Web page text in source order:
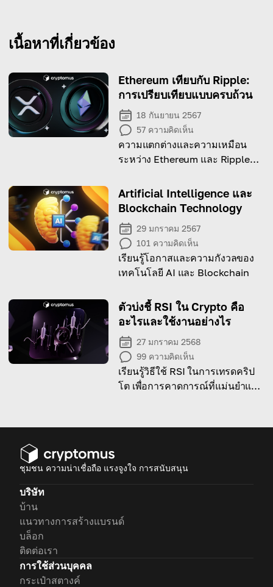
เนื้อหาที่เกี่ยวข้อง
Ethereum เทียบกับ Ripple:
การเปรียบเทียบแบบครบถ้วน
18 กันยายน 2567
57 ความคิดเห็น
ความแตกต่างและความเหมือน
ระหว่าง Ethereum และ Ripple
แข็งเฉพาะตัวของทั้งคู่
Artificial Intelligence และ
Blockchain Technology
29 มกราคม 2567
101 ความคิดเห็น
เรียนรู้โอกาสและความกังวลของ
เทคโนโลยี AI และ Blockchain
ตัวบ่งชี้ RSI ใน Crypto คือ
อะไรและใช้งานอย่างไร
27 มกราคม 2568
99 ความคิดเห็น
เรียนรู้วิธีใช้ RSI ในการเทรดคริป
โต เพื่อการคาดการณ์ที่แม่นยำและ
ชุมชน ความน่าเชื่อถือ แรงจูงใจ การสนับสนุน
บริษัท
บ้าน
แนวทางการสร้างแบรนด์
บล็อก
ติดต่อเรา
การใช้ส่วนบุคคล
กระเป๋าสตางค์